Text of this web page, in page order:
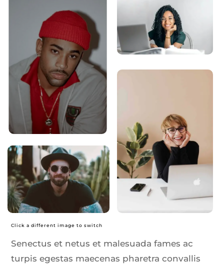
Click a different image to switch
Senectus et netus et malesuada fames ac
turpis egestas maecenas pharetra convallis